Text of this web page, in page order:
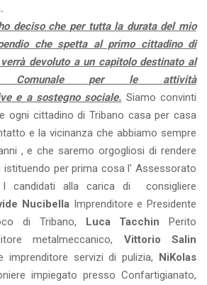
deciso che per tutta la durata del mio
che spetta al primo cittadino di
devoluto a un capitolo destinato al
Comunale per le attività
e a sostegno sociale. Siamo convinti
ogni cittadino di Tribano casa per casa
e la vicinanza che abbiamo sempre
, e che saremo orgogliosi di rendere
istituendo per prima cosa l' Assessorato
I candidati alla carica di consigliere
Nucibella Imprenditore e Presidente
di Tribano,
Luca Tacchin Perito
metalmeccanico, Vittorio Salin
imprenditore servizi di pulizia,
NiKolas
impiegato presso Confartigianato,